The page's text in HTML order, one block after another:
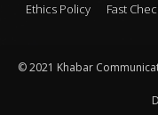
Ethics Policy Fast
© 2021 Khabar